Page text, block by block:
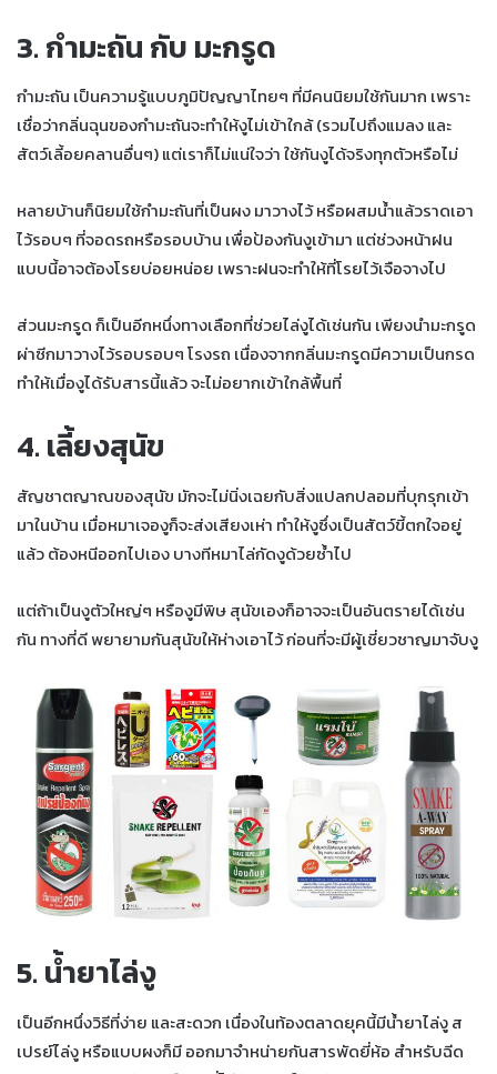
3. กำมะถัน กับ มะกรูด
กำมะถัน เป็นความรู้แบบภูมิปัญญาไทยๆ ที่มีคนนิยมใช้กันมาก เพราะ
เชื่อว่ากลิ่นฉุนของกำมะถันจะทำให้งูไม่เข้าใกล้ (รวมไปถึงแมลง และ
สัตว์เลี้อยคลานอื่นๆ) แต่เราก็ไม่แน่ใจว่า ใช้กันงูได้จริงทุกตัวหรือไม่
หลายบ้านก็นิยมใช้กำมะถันที่เป็นผง มาวางไว้ หรือผสมน้ำแล้วราดเอา
ไว้รอบๆ ที่จอดรถหรือรอบบ้าน เพื่อป้องกันงูเข้ามา แต่ช่วงหน้าฝน
แบบนี้อาจต้องโรยบ่อยหน่อย เพราะฝนจะทำให้ที่โรยไว้เจือจางไป
ส่วนมะกรูด ก็เป็นอีกหนึ่งทางเลือกที่ช่วยไล่งูได้เช่นกัน เพียงนำมะกรูด
ผ่าซีกมาวางไว้รอบรอบๆ โรงรถ เนื่องจากกลิ่นมะกรูดมีความเป็นกรด
ทำให้เมื่องูได้รับสารนี้แล้ว จะไม่อยากเข้าใกล้พื้นที่
4. เลี้ยงสุนัข
สัญชาตญาณของสุนัข มักจะไม่นิ่งเฉยกับสิ่งแปลกปลอมที่บุกรุกเข้า
มาในบ้าน เมื่อหมาเจองูก็จะส่งเสียงเห่า ทำให้งูซึ่งเป็นสัตว์ขี้ตกใจอยู่
แล้ว ต้องหนีออกไปเอง บางทีหมาไล่กัดงูด้วยซ้ำไป
แต่ถ้าเป็นงูตัวใหญ่ๆ หรืองูมีพิษ สุนัขเองก็อาจจะเป็นอันตรายได้เช่น
กัน ทางที่ดี พยายามกันสุนัขให้ห่างเอาไว้ ก่อนที่จะมีผู้เชี่ยวชาญมาจับงู
5. น้ำยาไล่งู
เป็นอีกหนึ่งวิธีที่ง่าย และสะดวก เนื่องในท้องตลาดยุคนี้มีน้ำยาไล่งู ส
เปรย์ไล่งู หรือแบบผงก็มี ออกมาจำหน่ายกันสารพัดยี่ห้อ สำหรับฉีด